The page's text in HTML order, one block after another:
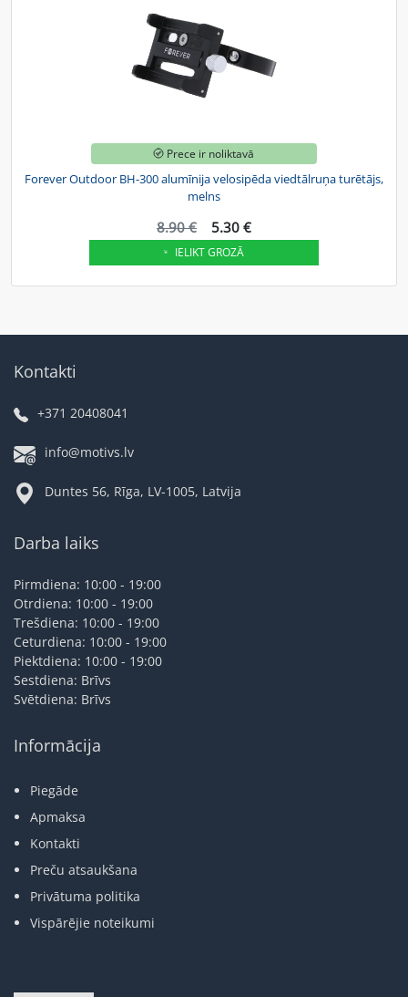
Prece ir noliktavā
Forever Outdoor BH-300 alumīnija velosipēda viedtālruņa turētājs,
melns
8.90 € 5.30 €
IELIKT GROZĀ
Kontakti
+371 20408041
info@motivs.lv
Duntes 56, Rīga, LV-1005, Latvija
Darba laiks
Pirmdiena: 10:00 - 19:00
Otrdiena: 10:00 - 19:00
Trešdiena: 10:00 - 19:00
Ceturdiena: 10:00 - 19:00
Piektdiena: 10:00 - 19:00
Sestdiena: Brīvs
Svētdiena: Brīvs
Informācija
Piegāde
Apmaksa
Kontakti
Preču atsaukšana
Privātuma politika
Vispārējie noteikumi